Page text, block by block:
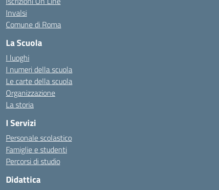
Invalsi
Comune di Roma
La Scuola
I luoghi
I numeri della scuola
Le carte della scuola
Organizzazione
La storia
I Servizi
Personale scolastico
Famiglie e studenti
Percorsi di studio
Didattica